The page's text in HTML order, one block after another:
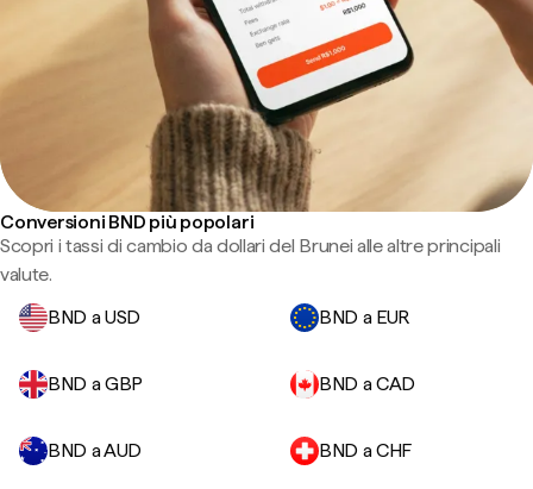
Conversioni BND più popolari
Scopri i tassi di cambio da dollari del Brunei alle altre principali
valute.
BND a USD
BND a EUR
BND a GBP BND a CAD
BND a AUD BND a CHF